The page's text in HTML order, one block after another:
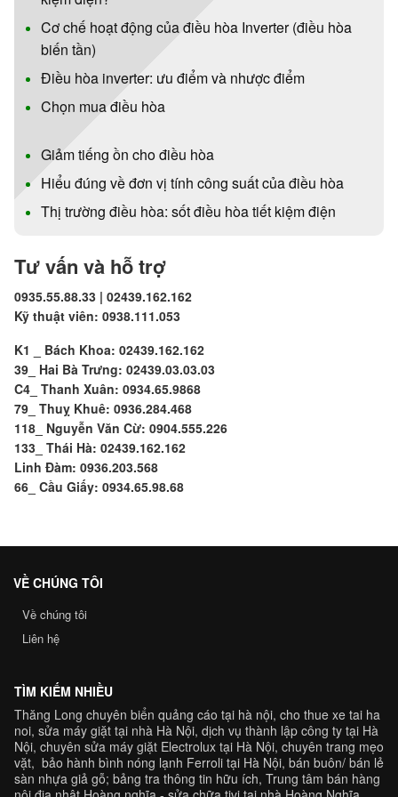
Cơ chế hoạt động của điều hòa Inverter (điều hòa
biến tần)
Điều hòa inverter: ưu điểm và nhược điểm
Chọn mua điều hòa
Giảm tiếng ồn cho điều hòa
Hiểu đúng về đơn vị tính công suất của điều hòa
Thị trường điều hòa: sốt điều hòa tiết kiệm điện
Tư vấn và hỗ trợ
0935.55.88.33 | 02439.162.162
Kỹ thuật viên: 0938.111.053
K1 _ Bách Khoa: 02439.162.162
39_ Hai Bà Trưng: 02439.03.03.03
C4_ Thanh Xuân: 0934.65.9868
79_ Thuỵ Khuê: 0936.284.468
118_ Nguyễn Văn Cừ: 0904.555.226
133_ Thái Hà: 02439.162.162
Linh Đàm: 0936.203.568
66_ Cầu Giấy: 0934.65.98.68
VỀ CHÚNG TÔI
Về chúng tôi
Liên hệ
TÌM KIẾM NHIỀU
Thăng Long chuyên biển quảng cáo tại hà nội, cho thue xe tai ha
noi, sửa máy giặt tại nhà Hà Nội, dịch vụ thành lập công ty tại Hà
Nội, chuyên sửa máy giặt Electrolux tại Hà Nội, chuyên trang mẹo
vặt, bảo hành bình nóng lạnh Ferroli tại Hà Nội, bán buôn/ bán lẻ
sàn nhựa giả gỗ; bảng tra thông tin hữu ích, Trung tâm bán hàng